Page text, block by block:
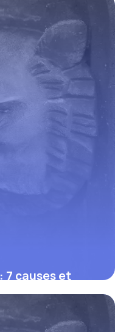
7 causes et